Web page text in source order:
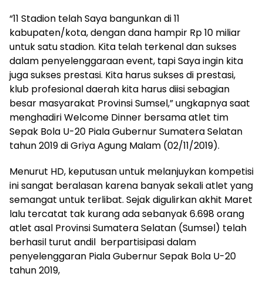
“11 Stadion telah Saya bangunkan di 11
kabupaten/kota, dengan dana hampir Rp 10 miliar
untuk satu stadion. Kita telah terkenal dan sukses
dalam penyelenggaraan event, tapi Saya ingin kita
juga sukses prestasi. Kita harus sukses di prestasi,
klub profesional daerah kita harus diisi sebagian
besar masyarakat Provinsi Sumsel,” ungkapnya saat
menghadiri Welcome Dinner bersama atlet tim
Sepak Bola U-20 Piala Gubernur Sumatera Selatan
tahun 2019 di Griya Agung Malam (02/11/2019).
Menurut HD, keputusan untuk melanjuykan kompetisi
ini sangat beralasan karena banyak sekali atlet yang
semangat untuk terlibat. Sejak digulirkan akhit Maret
lalu tercatat tak kurang ada sebanyak 6.698 orang
atlet asal Provinsi Sumatera Selatan (Sumsel) telah
berhasil turut andil berpartisipasi dalam
penyelenggaran Piala Gubernur Sepak Bola U-20
tahun 2019,